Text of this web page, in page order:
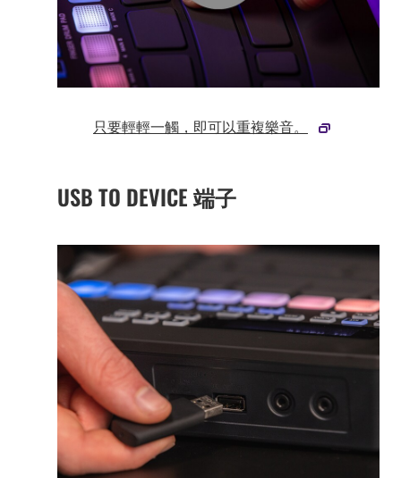
只要輕輕一觸，即可以重複樂音。
USB TO DEVICE 端子